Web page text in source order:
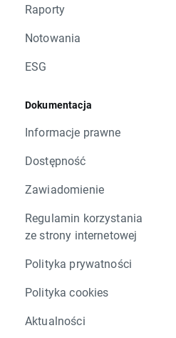
Raporty
Notowania
ESG
Dokumentacja
Informacje prawne
Dostępność
Zawiadomienie
Regulamin korzystania
ze strony internetowej
Polityka prywatności
Polityka cookies
Aktualności